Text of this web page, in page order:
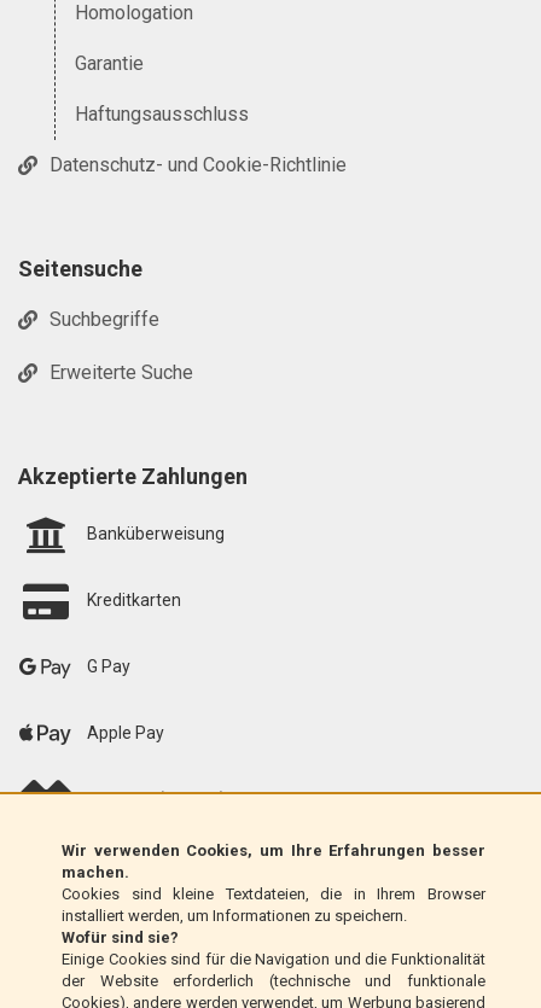
Wir verwenden Cookies, um Ihre Erfahrungen besser
machen.
Cookies sind kleine Textdateien, die in Ihrem Browser
installiert werden, um Informationen zu speichern.
Wofür sind sie?
Einige Cookies sind für die Navigation und die Funktionalität
der Website erforderlich (technische und funktionale
Cookies), andere werden verwendet, um Werbung basierend
Homologation
Garantie
Haftungsausschluss
Datenschutz- und Cookie-Richtlinie
Seitensuche
Suchbegriffe
Erweiterte Suche
Akzeptierte Zahlungen
Banküberweisung
Kreditkarten
G Pay
Apple Pay
scalapay (EU only)
Klarna (nur EU)
Zahlungsanweisung (nur Italien)
Nachnahme (nur Italien)